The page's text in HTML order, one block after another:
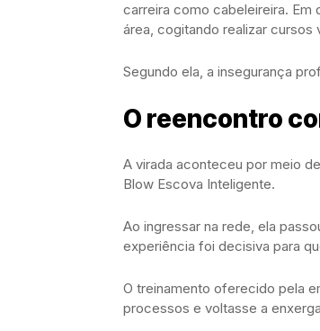
carreira como cabeleireira. Em
área, cogitando realizar
Segundo ela, a insegurança
O reencontro
A virada aconteceu por meio
Blow Escova Inteligente.
Ao ingressar na rede, ela
experiência foi decisiva para
O treinamento oferecido pela
processos e voltasse a